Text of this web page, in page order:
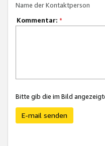
Name der Kontaktperson
Kommentar: *
Bitte gib die im Bild
E-mail senden